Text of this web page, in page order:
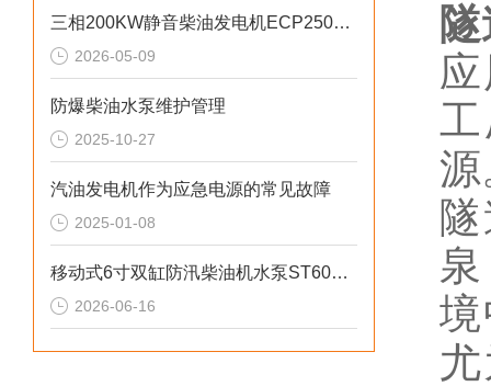
三相200KW静音柴油发电机ECP2500KVA参数介绍
2026-05-09
防爆柴油水泵维护管理
2025-10-27
汽油发电机作为应急电源的常见故障
2025-01-08
移动式6寸双缸防汛柴油机水泵ST60SD产品介绍
2026-06-16
源